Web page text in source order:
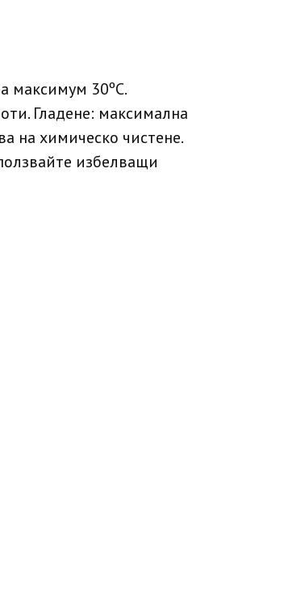
максимум 30ºC.
Гладене: максимална
на химическо чистене.
избелващи